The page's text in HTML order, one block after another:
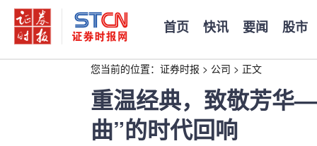
首页 快讯 要闻 股市
您当前的位置： 证券时报 > 公司 > 正文
重温经典，致敬芳华
曲”的时代回响